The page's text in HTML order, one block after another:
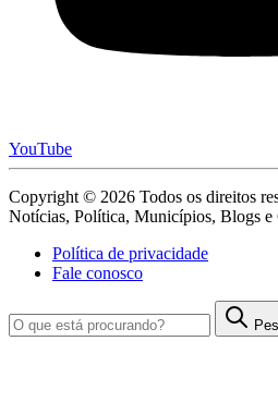
YouTube
Copyright © 2026 Todos os direitos
Notícias, Política, Municípios, Blogs e
Política de privacidade
Fale conosco